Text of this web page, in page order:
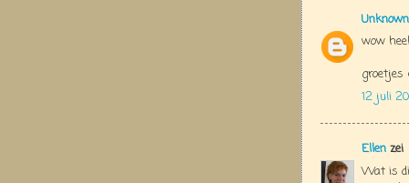
Unknown
wow
groetjes
12 juli
Ellen zei
Wat is